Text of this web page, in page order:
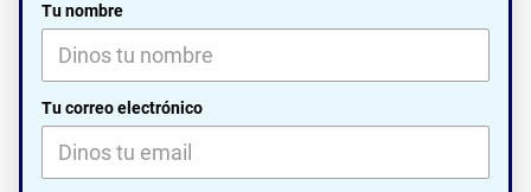
Tu nombre
Tu correo electrónico